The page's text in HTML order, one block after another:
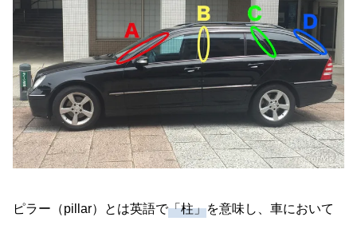
アルミニウム合金ピラー
カーボンファイバー製ピラー
ピラーに関する豆知識Q&A｜死角対策から透明ピ
ラーまで
Q1: 乗用車のピラーは何本ある？
Q2: ピラー名称がアルファベットの理由は？
Q4: ピラーが生む運転中の死角とは？
ピラー（pillar）とは英語で「柱」を意味し、車において